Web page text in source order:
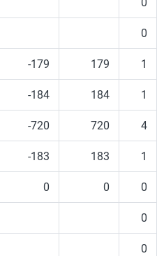
0
-179 179 1
-184 184 1
-720 720 4
-183 183 1
0 0 0
0
0